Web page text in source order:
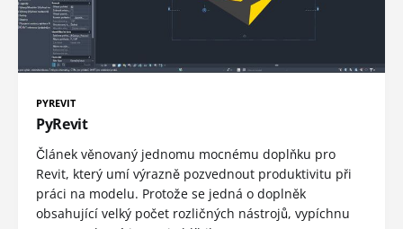
PYREVIT
PyRevit
Článek věnovaný jednomu mocnému doplňku pro
Revit, který umí výrazně pozvednout produktivitu při
práci na modelu. Protože se jedná o doplněk
obsahující velký počet rozličných nástrojů, vypíchnu